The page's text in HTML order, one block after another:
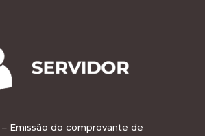
Emissão do comprovante de